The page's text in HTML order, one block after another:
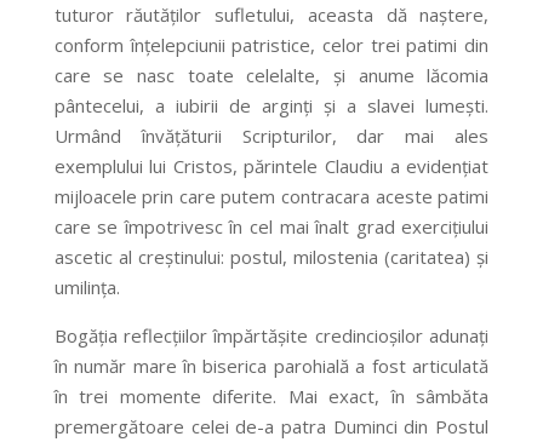
tuturor răutăților sufletului, aceasta dă naștere,
conform înțelepciunii patristice, celor trei patimi din
care se nasc toate celelalte, și anume lăcomia
pântecelui, a iubirii de arginți și a slavei lumești.
Urmând învățăturii Scripturilor, dar mai ales
exemplului lui Cristos, părintele Claudiu a evidențiat
mijloacele prin care putem contracara aceste patimi
care se împotrivesc în cel mai înalt grad exercițiului
ascetic al creștinului: postul, milostenia (caritatea) și
umilința.
Bogăția reflecțiilor împărtășite credincioșilor adunați
în număr mare în biserica parohială a fost articulată
în trei momente diferite. Mai exact, în sâmbăta
premergătoare celei de-a patra Duminci din Postul